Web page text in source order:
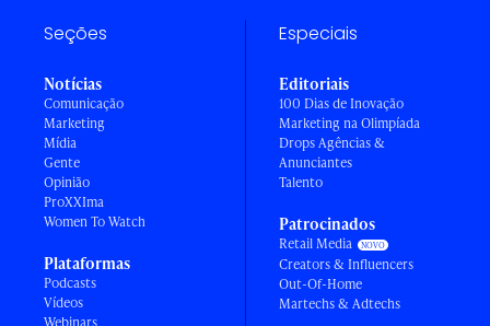
Seções
Notícias
Comunicação
Marketing
Mídia
Gente
Opinião
ProXXIma
Women To Watch
Plataformas
Podcasts
Vídeos
Especiais
Editoriais
100 Dias de Inovação
Marketing na Olimpíada
Drops Agências &
Anunciantes
Talento
Patrocinados
Retail Media
Creators & Influencers
Out-Of-Home
Martechs & Adtechs